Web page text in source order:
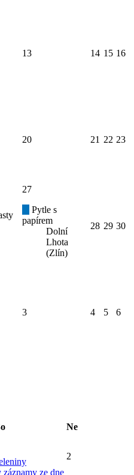
13 14 15 16
20 21 22 23
27
Pytle s
papírem
Dolní
Lhota
(Zlín)
28 29 30
3 4 5 6
Ne
ze dne
2